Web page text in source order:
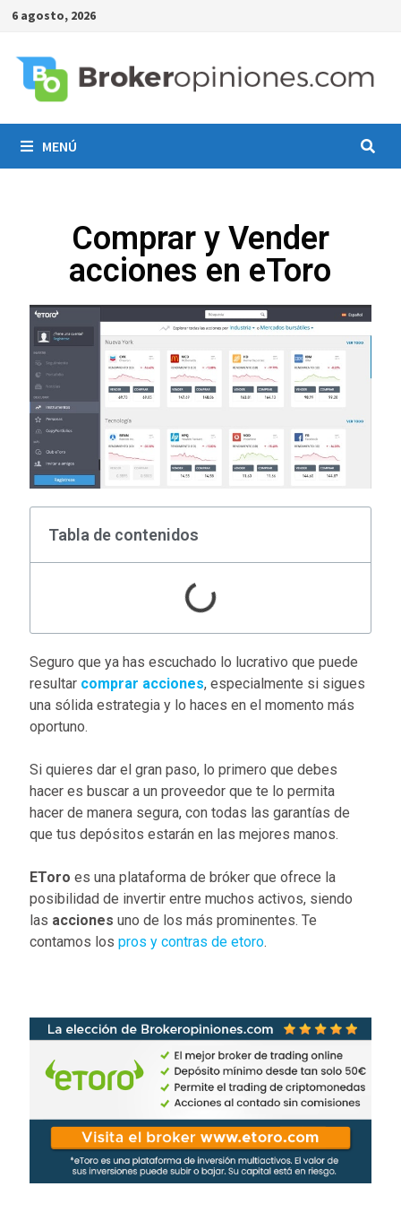
6 agosto, 2026
MENÚ
Comprar y Vender
acciones en eToro
Tabla de contenidos
Seguro que ya has escuchado lo lucrativo que puede
resultar comprar acciones, especialmente si sigues
una sólida estrategia y lo haces en el momento más
oportuno.
Si quieres dar el gran paso, lo primero que debes
hacer es buscar a un proveedor que te lo permita
hacer de manera segura, con todas las garantías de
que tus depósitos estarán en las mejores manos.
EToro es una plataforma de bróker que ofrece la
posibilidad de invertir entre muchos activos, siendo
las acciones uno de los más prominentes. Te
contamos lospros y contras de etoro.